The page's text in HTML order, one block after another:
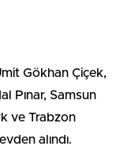
Gökhan Çiçek,
Pınar, Samsun
ve Trabzon
alındı.